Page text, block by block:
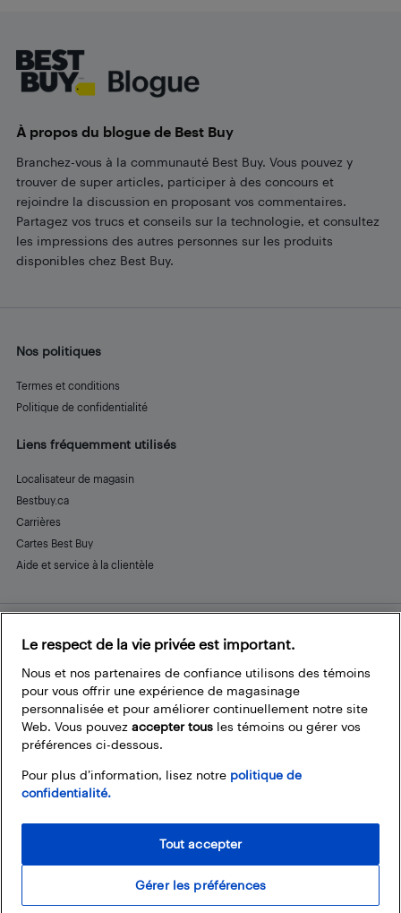
À propos du blogue de Best Buy
Branchez-vous à la communauté Best Buy. Vous pouvez y
trouver de super articles, participer à des concours et
rejoindre la discussion en proposant vos commentaires.
Partagez vos trucs et conseils sur la technologie, et consultez
les impressions des autres personnes sur les produits
disponibles chez Best Buy.
Nos politiques
Termes et conditions
Politique de confidentialité
Liens fréquemment utilisés
Localisateur de magasin
Bestbuy.ca
Carrières
Cartes Best Buy
Aide et service à la clientèle
Restez connecté
FacebookInstagram
PinterestLinkedInYouTube
Le respect de la vie privée est important.
Nous et nos partenaires de confiance utilisons des témoins
pour vous offrir une expérience de magasinage
personnalisée et pour améliorer continuellement notre site
Web. Vous pouvez accepter tous les témoins ou gérer vos
préférences ci-dessous.
Pour plus d’information, lisez notre politique de
confidentialité.
Gérer les préférences
Tout accepter